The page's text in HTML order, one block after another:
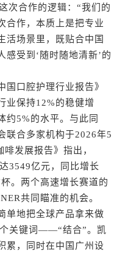
合作的逻辑：“我们的
合作，本质上是把专业
活场景里，既贴合中国
感受到‘随时随地清新’的
口腔护理行业报告》
业保持12%的稳健增
约5%的水平。与此同
联合多家机构于2026年5
发展报告》指出，
3549亿元，同比增长
。两个高速增长赛道的
共同瞄准的机会。
地把全球产品拿来做
关键词——“结合”。凯
累，同时在中国广州设